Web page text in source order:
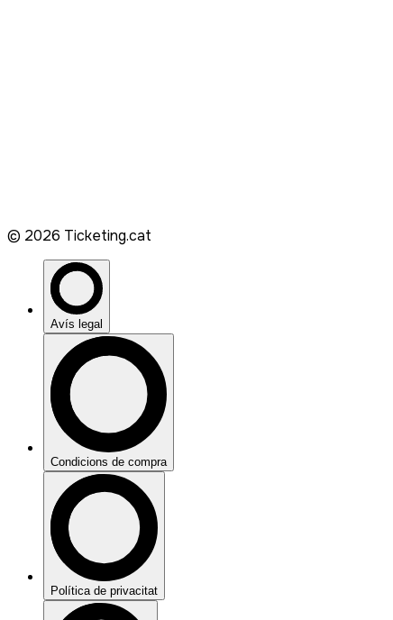
© 2026 Ticketing.cat
Avís legal
Condicions de compra
Política de privacitat